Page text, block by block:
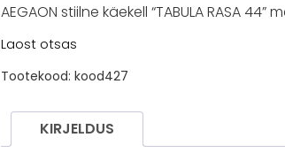
AEGAON stiilne käekell “TABULA RASA 44”
Laost otsas
Tootekood:kood427
KIRJELDUS